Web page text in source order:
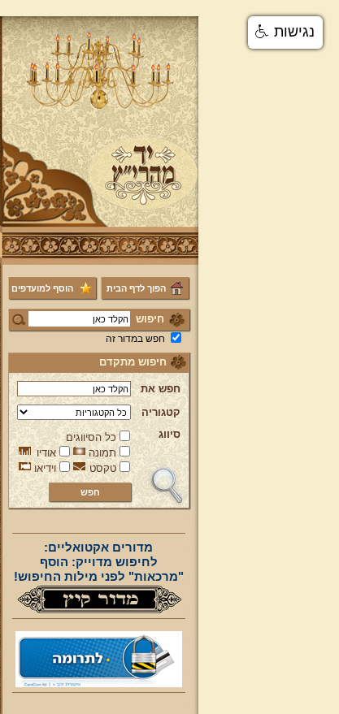
הפוך לדף הבית הוסף למועדפים
חיפוש
חפש במדור זה
חיפוש מתקדם
חפש את
קטגוריה
סיווג
כל הסיווגים
תמונה
אודיו
טקסט
וידיאו
מדורים אקטואליים:
לחיפוש מדוייק: הוסף
"מרכאות" לפני מילות החיפוש!
נגישות